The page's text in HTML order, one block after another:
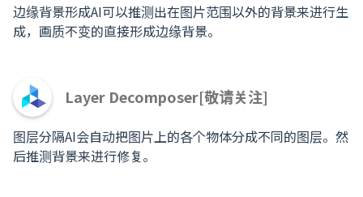
边缘背景形成AI可以推测出在图片范围以外的背景来进行生
成，画质不变的直接形成边缘背景。
Layer Decomposer[敬请关注]
图层分隔AI会自动把图片上的各个物体分成不同的图层。然
后推测背景来进行修复。